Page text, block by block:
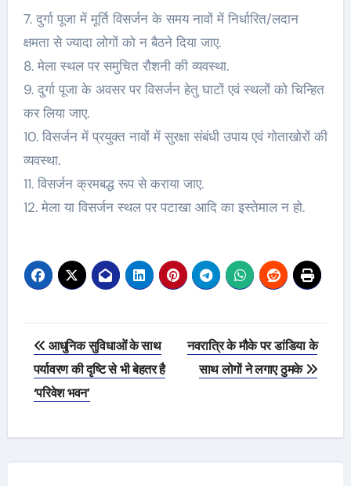
7. दुर्गा पूजा में मूर्ति विसर्जन के समय नावों में निर्धारित/लदान
क्षमता से ज्यादा लोगों को न बैठने दिया जाए.
8. मेला स्थल पर समुचित रौशनी की व्यवस्था.
9. दुर्गा पूजा के अवसर पर विसर्जन हेतु घाटों एवं स्थलों को चिन्हित
कर लिया जाए.
10. विसर्जन में प्रयुक्त नावों में सुरक्षा संबंधी उपाय एवं गोताखोरों की
व्यवस्था.
11. विसर्जन क्रमबद्ध रूप से कराया जाए.
12. मेला या विसर्जन स्थल पर पटाखा आदि का इस्तेमाल न हो.
Post
navigation
आधुनिक सुविधाओं के साथ
पर्यावरण की दृष्टि से भी बेहतर है
‘परिवेश भवन’
नवरात्रि के मौके पर डांडिया के
साथ लोगों ने लगाए ठुमके